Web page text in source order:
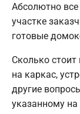
Абсолютно
участке
готовые
Сколько
на каркас,
другие
указанному